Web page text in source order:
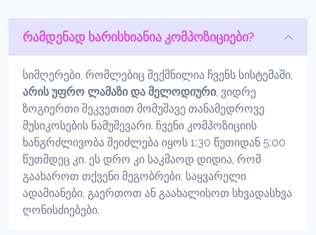
რამდენად ხარისხიანია კომპოზიციები?
სიმღერები, რომლებიც შექმნილია ჩვენს სისტემაში,
არის უფრო ლამაზი და მელოდიური, ვიდრე
ზოგიერთი შეკვეთით მომუშავე თანამედროვე
მუსიკოსების ნამუშევარი. ჩვენი კომპოზიციის
ხანგრძლივობა შეიძლება იყოს 1:30 წუთიდან 5:00
წუთმდეც კი. ეს დრო კი საკმაოდ დიდია, რომ
გაახაროთ თქვენი მეგობრები, საყვარელი
ადამიანები, გაერთოთ ან გაახალისოთ სხვადასხვა
ღონისძიებები.